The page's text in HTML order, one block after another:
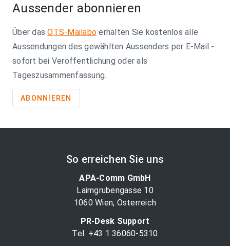
Aussender abonnieren
Über dasOTS-Mailabo erhalten Sie kostenlos alle
Aussendungen des gewählten Aussenders per E-Mail -
sofort bei Veröffentlichung oder als
Tageszusammenfassung.
ABONNIEREN
So erreichen Sie uns
APA-Comm GmbH
Laimgrubengasse 10
1060 Wien, Österreich
PR-Desk Support
Tel. +43 1 36060-5310